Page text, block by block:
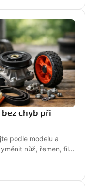
chyb při
podle modelu a
nůž, řemen, filtr